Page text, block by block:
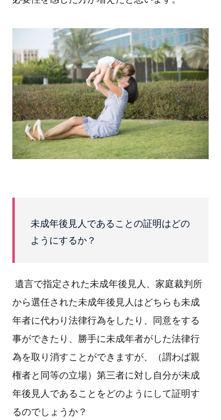
未成年後見人であることの証明はどの
ようにするか？
遺言で指定された未成年後見人、家庭裁判所
から選任された未成年後見人はどち ら も未成
年者に代わり法律行為をしたり、同意をする
事ができたり、勝手に未成年者がした法律行
為を取り消すことができますが、（謂わば親
権者と同等の立場）第三者に対し自分が未成
年後見人であることをどのようにして証明す
るのでしょうか？